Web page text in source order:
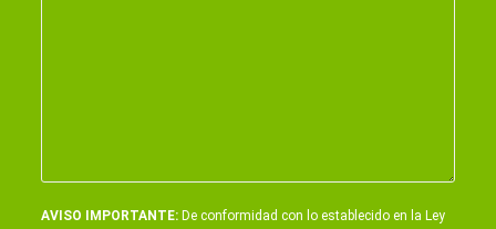
AVISO IMPORTANTE: De conformidad con lo establecido en la Ley